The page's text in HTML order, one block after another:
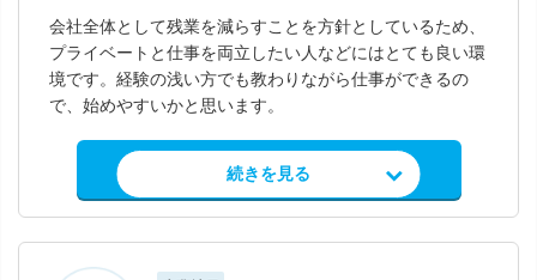
会社全体として残業を減らすことを方針としているため、
プライベートと仕事を両立したい人などにはとても良い環
境です。経験の浅い方でも教わりながら仕事ができるの
で、始めやすいかと思います。
求人情報を見る
続きを見る